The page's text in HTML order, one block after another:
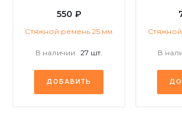
550 ₽
Стяжной ремень 25 мм
В наличии 27 шт.
ДОБАВИТЬ
В